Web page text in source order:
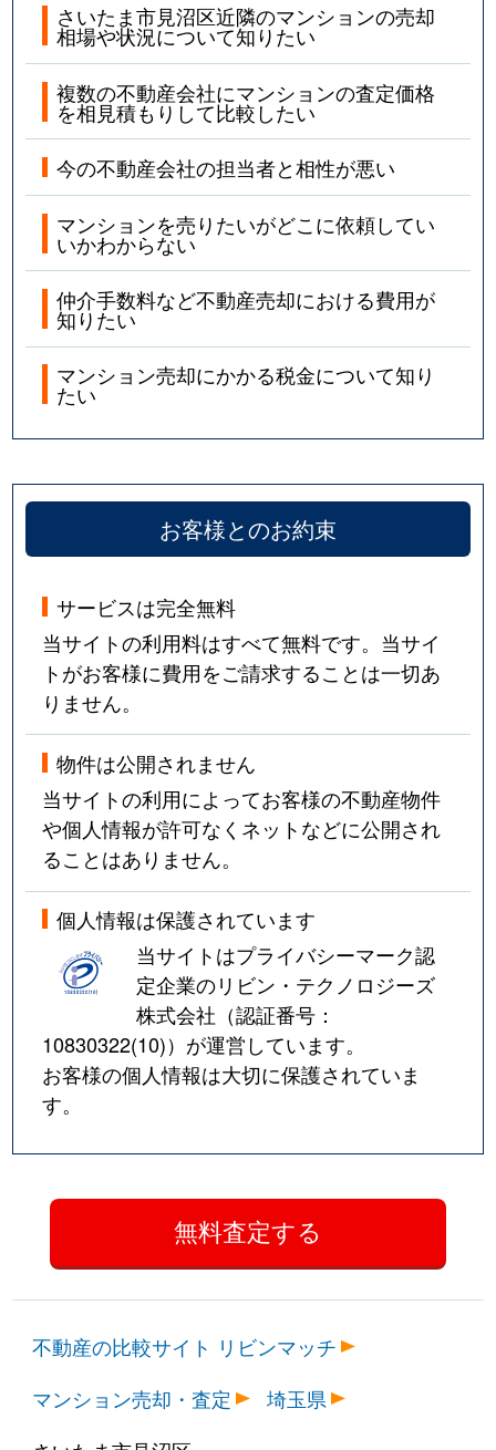
さいたま市見沼区近隣のマンションの売却
相場や状況について知りたい
複数の不動産会社にマンションの査定価格
を相見積もりして比較したい
今の不動産会社の担当者と相性が悪い
マンションを売りたいがどこに依頼してい
いかわからない
仲介手数料など不動産売却における費用が
知りたい
マンション売却にかかる税金について知り
たい
お客様とのお約束
サービスは完全無料
当サイトの利用料はすべて無料です。当サイ
トがお客様に費用をご請求することは一切あ
りません。
物件は公開されません
当サイトの利用によってお客様の不動産物件
や個人情報が許可なくネットなどに公開され
ることはありません。
個人情報は保護されています
当サイトはプライバシーマーク認
定企業のリビン・テクノロジーズ
株式会社（認証番号：
10830322(10)）が運営しています。
お客様の個人情報は大切に保護されていま
す。
不動産の比較サイト リビンマッチ
マンション売却・査定
埼玉県